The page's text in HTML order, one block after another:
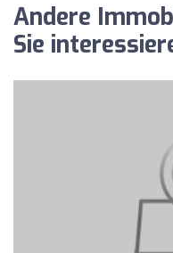
Andere
Sie